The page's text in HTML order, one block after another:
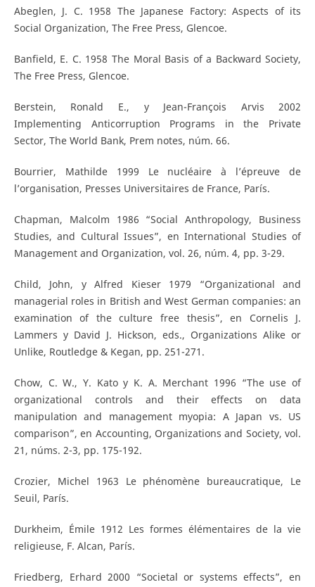
Abeglen, J. C. 1958 The Japanese Factory: Aspects of its
Social Organization, The Free Press, Glencoe.
Banfield, E. C. 1958 The Moral Basis of a Backward Society,
The Free Press, Glencoe.
Berstein, Ronald E., y Jean-François Arvis 2002
Implementing Anticorruption Programs in the Private
Sector, The World Bank, Prem notes, núm. 66.
Bourrier, Mathilde 1999 Le nucléaire à l’épreuve de
l’organisation, Presses Universitaires de France, París.
Chapman, Malcolm 1986 “Social Anthropology, Business
Studies, and Cultural Issues”, en International Studies of
Management and Organization, vol. 26, núm. 4, pp. 3-29.
Child, John, y Alfred Kieser 1979 “Organizational and
managerial roles in British and West German companies: an
examination of the culture free thesis”, en Cornelis J.
Lammers y David J. Hickson, eds., Organizations Alike or
Unlike, Routledge & Kegan, pp. 251-271.
Chow, C. W., Y. Kato y K. A. Merchant 1996 “The use of
organizational controls and their effects on data
manipulation and management myopia: A Japan vs. US
comparison”, en Accounting, Organizations and Society, vol.
21, núms. 2-3, pp. 175-192.
Crozier, Michel 1963 Le phénomène bureaucratique, Le
Seuil, París.
Durkheim, Émile 1912 Les formes élémentaires de la vie
religieuse, F. Alcan, París.
Friedberg, Erhard 2000 “Societal or systems effects”, en